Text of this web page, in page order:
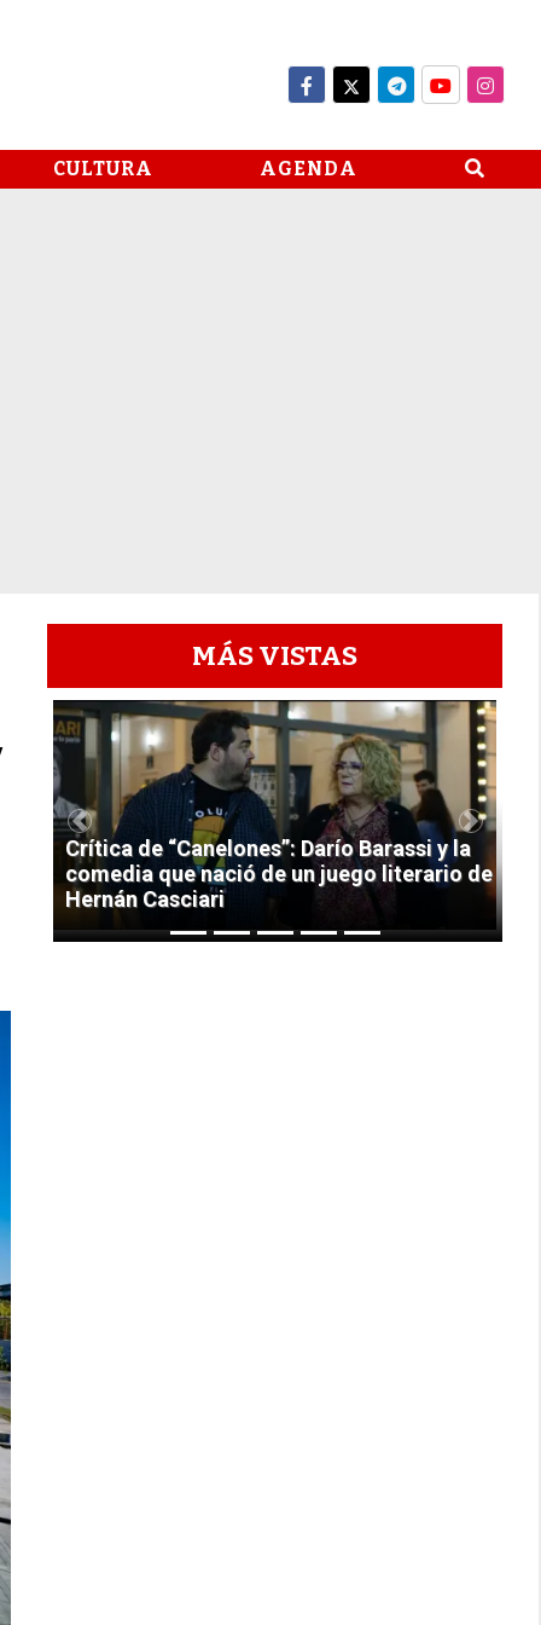
CULTURA AGENDA
MÁS VISTAS
1
Crítica de “Canelones”: Darío Barassi y la
comedia que nació de un juego literario de
Hernán Casciari
Previous Next